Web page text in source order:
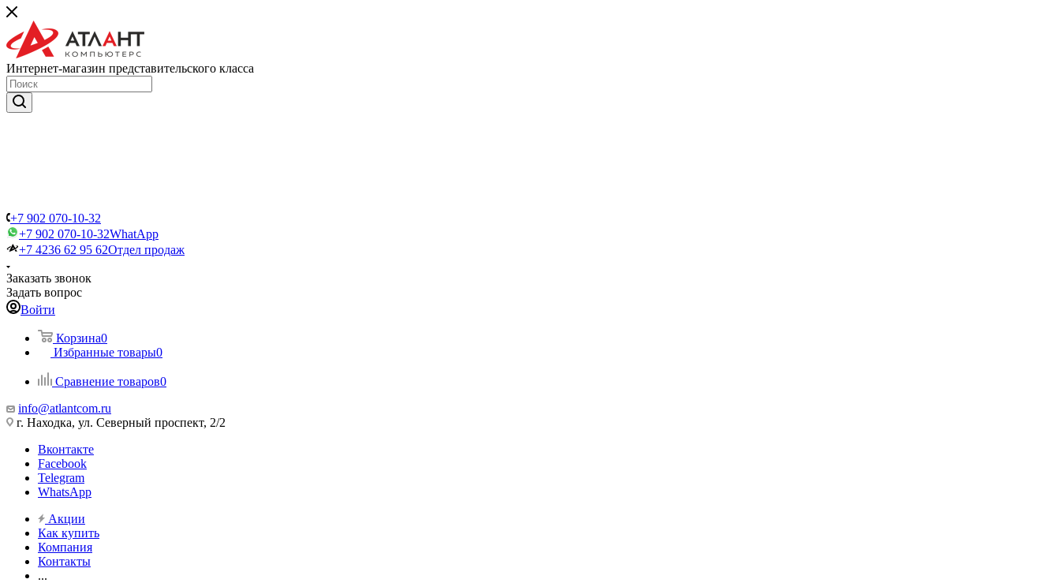
Интернет-магазин представительского класса
+7 902 070-10-32
+7 902 070-10-32WhatApp
+7 4236 62 95 62Отдел продаж
Заказать звонок
Задать вопрос
Войти
Корзина0
Избранные товары0
Сравнение товаров0
info@atlantcom.ru
г. Находка, ул. Северный проспект, 2/2
Вконтакте
Facebook
Telegram
WhatsApp
Акции
Как купить
Компания
Контакты
...